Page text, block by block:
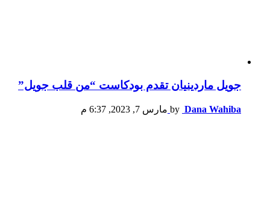
جويل ماردينيان تقدم بودكاست “من قلب جويل”
by Dana Wahiba مارس 7, 2023, 6:37 م